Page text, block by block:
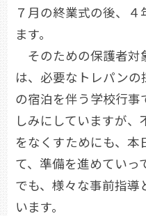
７月の終業式の後、
ます。
そのための保護者対
は、必要なトレパン
の宿泊を伴う学校行
しみにしていますが
をなくすためにも、
て、準備を進めていっ
でも、様々な事前指導
います。